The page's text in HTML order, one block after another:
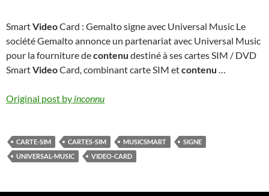
SmartVideoCard : Gemalto signe avec Universal Music Le
société Gemalto annonce un partenariat avec Universal Music
pour la fourniture decontenu destiné à ses cartes SIM / DVD
SmartVideoCard, combinant carte SIM etcontenu …
Original post by inconnu
CARTE-SIM CARTES-SIM MUSICSMART
SIGNE
UNIVERSAL-MUSIC
VIDEO-CARD